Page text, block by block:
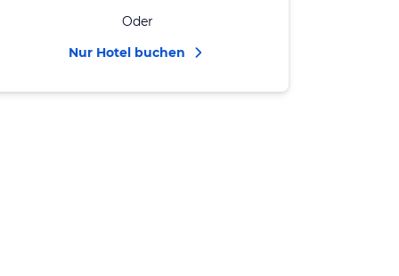
Oder
Nur Hotel buchen